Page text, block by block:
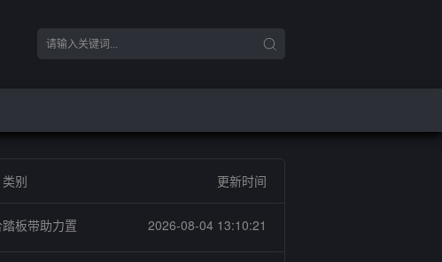
类别 更新时间
板带助力置 2026-08-04 13:10:21